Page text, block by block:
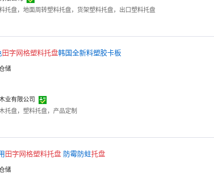
托盘，地面周转塑料托盘，货架塑料托盘，出口塑料托盘
田字网格塑料托盘韩国全新料塑胶卡板
储
业有限公司
托盘，塑料托盘，产品定制
田字网格塑料托盘 防霉防蛀托盘
储